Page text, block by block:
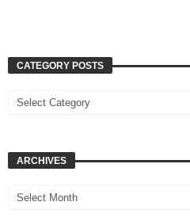
CATEGORY POSTS
ARCHIVES